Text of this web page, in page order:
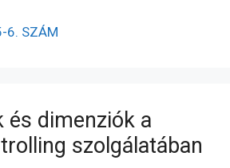
6. SZÁM
és dimenziók a
szolgálatában